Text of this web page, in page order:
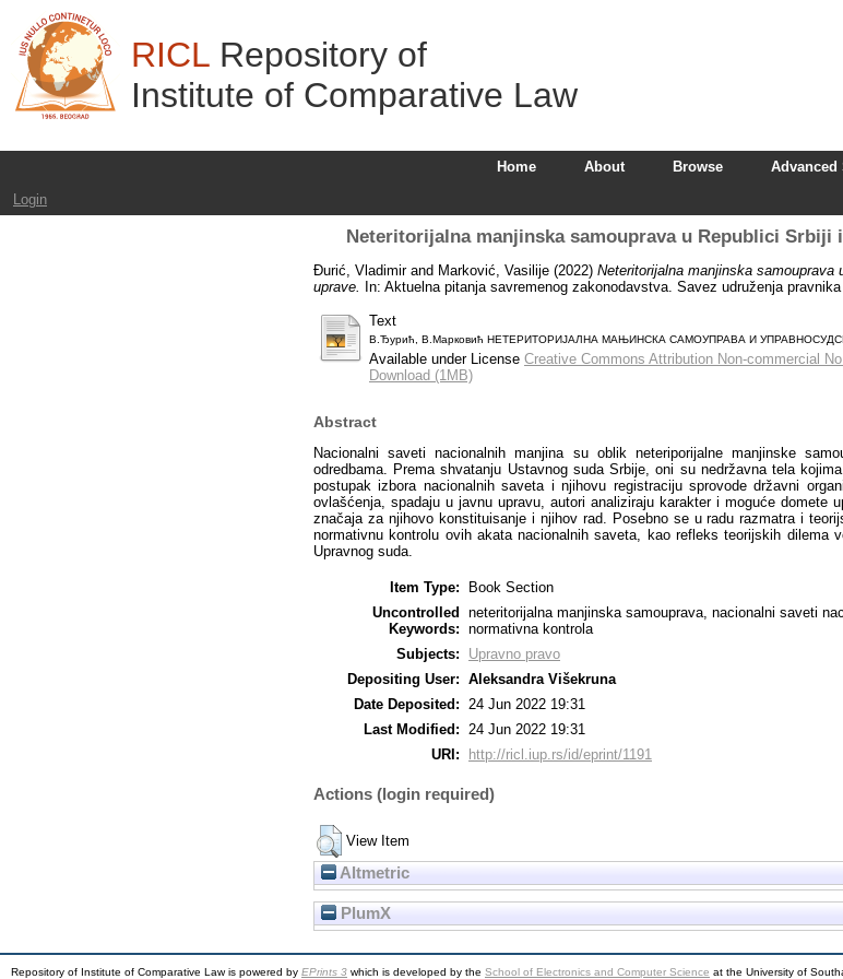
RICL Repository of
Institute of Comparative Law
Home About Browse Advanced
Login
Neteritorijalna manјinska samouprava u Republici
Đurić, Vladimirand Marković, Vasilije (2022) Neteritorijalna manјinska
uprave.
In: Aktuelna pitanja savremenog zakonodavstva. Savez udruženja
Text
В.Ђурић, В.Марковић HETEPИTOPИЈAЛНА МАЊИНСКА CAMOУПРАВА И
Available under License Creative Commons Attribution Non-commercial
Download (1MB)
Abstract
Nacionalni saveti nacionalnih manjina su oblik neteriporijalne manjinske
odredbama. Prema shvatanju Ustavnog suda Srbije, oni su nedržavna tela
postupak izbora nacionalnih saveta i njihovu registraciju sprovode državni
ovlašćenja, spadaju u javnu upravu, autori analiziraju karakter i moguće domete
značaja za njihovo konstituisanje i njihov rad. Posebno se u radu razmatra i
normativnu kontrolu ovih akata nacionalnih saveta, kao refleks teorijskih dilema
Upravnog suda.
Item Type:
Book Section
Uncontrolled
Keywords:
neteritorijalna manjinska samouprava, nacionalni saveti
normativna kontrola
Subjects:
Upravno pravo
Depositing User: Aleksandra Višekruna
Date Deposited:
24 Jun 2022 19:31
Last Modified:
24 Jun 2022 19:31
URI:
http://ricl.iup.rs/id/eprint/1191
Actions (login required)
View Item
Altmetric
PlumX
Repository of Institute of Comparative Law is powered by EPrints 3 which is developed by the School of Electronics and Computer Science at the University of